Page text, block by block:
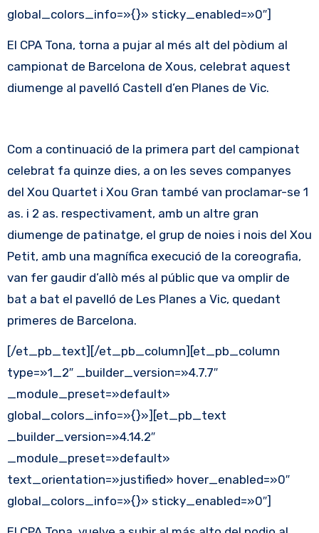
global_colors_info=»{}» sticky_enabled=»0″]
El CPA Tona, torna a pujar al més alt del pòdium al
campionat de Barcelona de Xous, celebrat aquest
diumenge al pavelló Castell d’en Planes de Vic.
Com a continuació de la primera part del campionat
celebrat fa quinze dies, a on les seves companyes
del Xou Quartet i Xou Gran també van proclamar-se 1
as. i 2 as. respectivament, amb un altre gran
diumenge de patinatge, el grup de noies i nois del Xou
Petit, amb una magnífica execució de la coreografia,
van fer gaudir d’allò més al públic que va omplir de
bat a bat el pavelló de Les Planes a Vic, quedant
primeres de Barcelona.
[/et_pb_text][/et_pb_column][et_pb_column
type=»1_2″ _builder_version=»4.7.7″
_module_preset=»default»
global_colors_info=»{}»][et_pb_text
_builder_version=»4.14.2″
_module_preset=»default»
text_orientation=»justified» hover_enabled=»0″
global_colors_info=»{}» sticky_enabled=»0″]